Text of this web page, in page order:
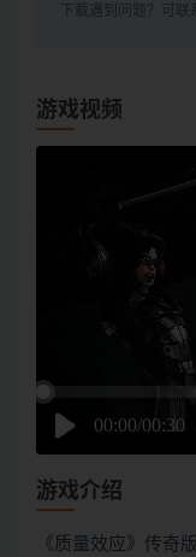
下载遇到问题？可联
游戏视频
游戏介绍
《质量效应》传奇